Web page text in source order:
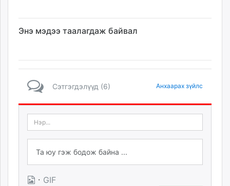
Энэ мэдээ таалагдаж байвал
Сэтгэгдэлүүд (6) Анхаарах зүйлс
· GIF